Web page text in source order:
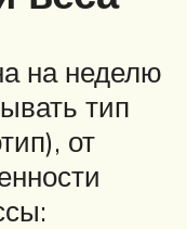
на неделю
тип
от